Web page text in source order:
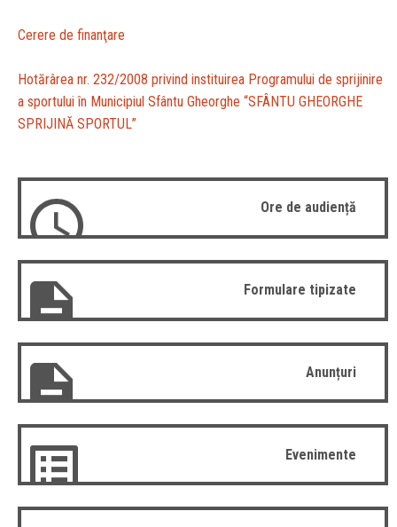
Cerere de finanţare
Hotărârea nr. 232/2008 privind instituirea Programului de sprijinire
a sportului în Municipiul Sfântu Gheorghe “SFÂNTU GHEORGHE
SPRIJINĂ SPORTUL”
Ore de audiență
Formulare tipizate
Anunțuri
Evenimente